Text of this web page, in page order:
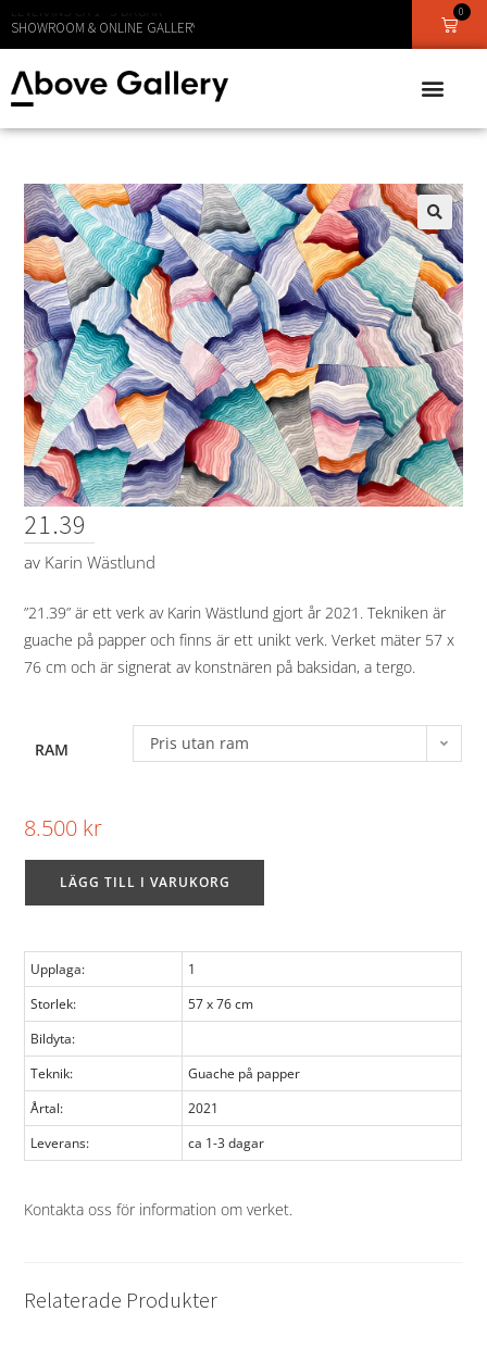
LEVERANS CA 1 - 3 DAGAR
0
🔍
21.39
av Karin Wästlund
”21.39” är ett verk av Karin Wästlund gjort år 2021. Tekniken är
guache på papper och finns är ett unikt verk. Verket mäter 57 x
76 cm och är signerat av konstnären på baksidan, a tergo.
RAM Pris utan ram
8.500 kr
LÄGG TILL I VARUKORG
Upplaga:
1
Storlek:
57 x 76 cm
Bildyta:
Teknik:
Guache på papper
Årtal:
2021
Leverans:
ca 1-3 dagar
Kontakta oss för information om verket.
Relaterade Produkter